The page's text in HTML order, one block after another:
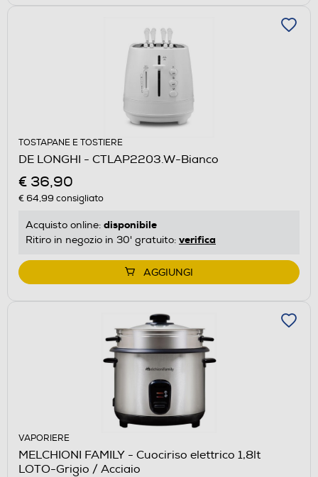
TOSTAPANE E TOSTIERE
DE LONGHI - CTLAP2203.W-Bianco
€ 36,90
€ 64,99 consigliato
Acquisto online: disponibile
Ritiro in negozio in 30' gratuito: verifica
AGGIUNGI
VAPORIERE
MELCHIONI FAMILY - Cuociriso elettrico 1,8lt
LOTO-Grigio / Acciaio